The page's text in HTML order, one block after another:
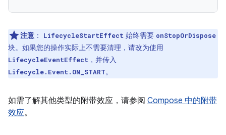
注意 ： LifecycleStartEffect 始终需要 onStopOrDispose
块。如果您的操作实际上不需要清理，请改为使用
LifecycleEventEffect ，并传入
Lifecycle.Event.ON_START。
如需了解其他类型的附带效应，请参阅 Compose 中的附带
效应。